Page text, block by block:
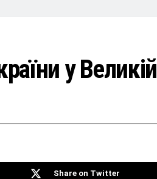
у Великій
Share on Twitter